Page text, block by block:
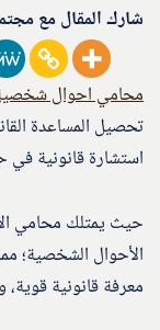
شارك المقال مع
محامي احوال
تحصيل المساعدة
استشارة قانونية
حيث يمتلك محامي
الأحوال الشخصية؛
معرفة قانونية